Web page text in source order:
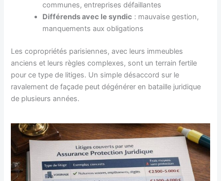
communes, entreprises défaillantes
Différends avec le syndic : mauvaise gestion,
manquements aux obligations
Les copropriétés parisiennes, avec leurs immeubles
anciens et leurs règles complexes, sont un terrain fertile
pour ce type de litiges. Un simple désaccord sur le
ravalement de façade peut dégénérer en bataille juridique
de plusieurs années.